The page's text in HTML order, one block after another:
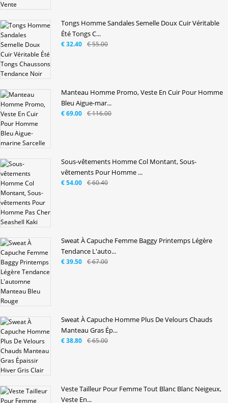
Tongs Homme Sandales Semelle Doux Cuir Véritable
Été Tongs C...
€ 55.00
€ 32.40
Manteau Homme Promo, Veste En Cuir Pour Homme
Bleu Aigue-mar...
€ 116.00
€ 69.00
Sous-vêtements Homme Col Montant, Sous-
vêtements Pour Homme ...
€ 60.40
€ 54.00
Sweat À Capuche Femme Baggy Printemps Légère
Tendance L'auto...
€ 67.00
€ 39.50
Sweat À Capuche Homme Plus De Velours Chauds
Manteau Gras Ép...
€ 65.00
€ 38.80
Veste Tailleur Pour Femme Tout Blanc Blanc Neigeux,
Veste En...